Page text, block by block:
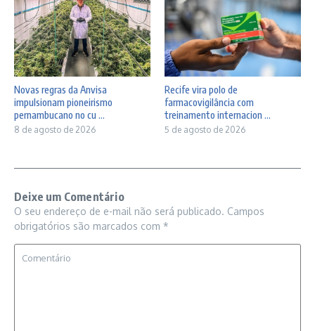
Novas regras da Anvisa
impulsionam pioneirismo
pernambucano no cu ...
8 de agosto de 2026
Recife vira polo de
farmacovigilância com
treinamento internacion ...
5 de agosto de 2026
Deixe um Comentário
O seu endereço de e-mail não será publicado. Campos
obrigatórios são marcados com *